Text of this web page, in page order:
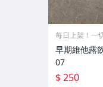
每日上架！一
早期維他露
07
$ 250